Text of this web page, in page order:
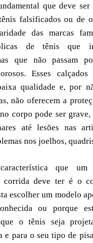
que deve ser
falsificados ou de
das marcas
de tênis que
que não passam
Esses
qualidade e, por
não oferecem a
corpo pode ser grave,
até lesões nas
nos joelhos,
que
corrida deve ter é o
escolher um modelo
ou porque
o tênis seja
para o seu tipo de